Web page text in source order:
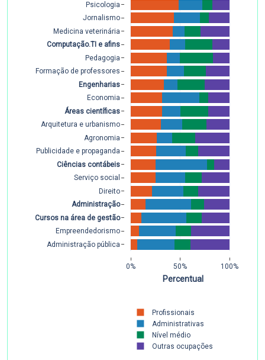
0% 50% 100%
Administração pública
Empreendedorismo
Cursos na área de gestão
Administração
Direito
Serviço social
Ciências contábeis
Publicidade e propaganda
Agronomia
Arquitetura e urbanismo
Áreas científicas
Economia
Engenharias
Formação de professores
Pedagogia
Computação.TI e afins
Medicina veterinária
Jornalismo
Psicologia
Profissionais
Administrativas
Nível médio
Outras ocupações
Percentual